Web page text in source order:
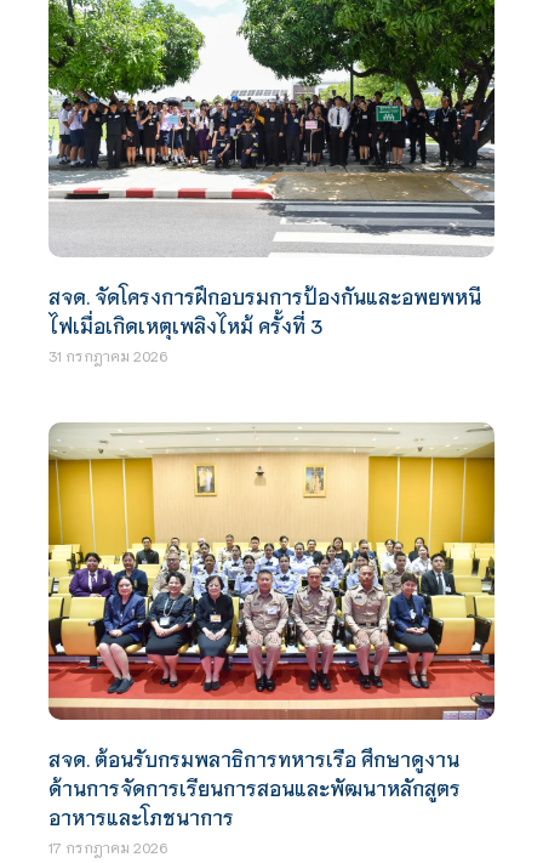
สจด. จัดโครงการฝึกอบรมการป้องกันและอพยพหนี
ไฟเมื่อเกิดเหตุเพลิงไหม้ ครั้งที่ 3
31 กรกฎาคม 2026
สจด. ต้อนรับกรมพลาธิการทหารเรือ ศึกษาดูงาน
ด้านการจัดการเรียนการสอนและพัฒนาหลักสูตร
อาหารและโภชนาการ
17 กรกฎาคม 2026